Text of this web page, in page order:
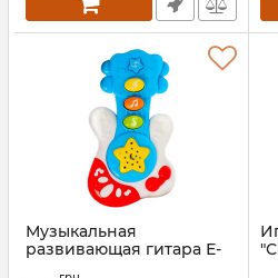
Музыкальная
развивающая гитара Е-